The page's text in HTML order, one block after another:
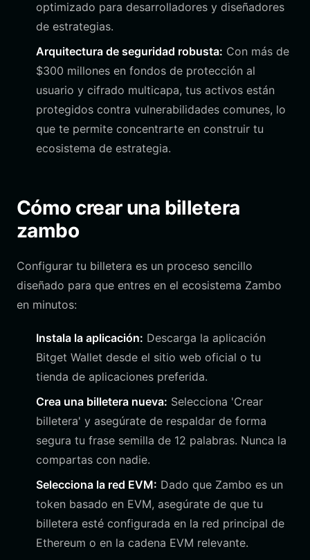
optimizado para desarrolladores y diseñadores
de estrategias.
Arquitectura de seguridad robusta: Con más de
$300 millones en fondos de protección al
usuario y cifrado multicapa, tus activos están
protegidos contra vulnerabilidades comunes, lo
que te permite concentrarte en construir tu
ecosistema de estrategia.
Cómo crear una billetera
zambo
Configurar tu billetera es un proceso sencillo
diseñado para que entres en el ecosistema Zambo
en minutos:
Instala la aplicación: Descarga la aplicación
Bitget Wallet desde el sitio web oficial o tu
tienda de aplicaciones preferida.
Crea una billetera nueva: Selecciona 'Crear
billetera' y asegúrate de respaldar de forma
segura tu frase semilla de 12 palabras. Nunca la
compartas con nadie.
Selecciona la red EVM: Dado que Zambo es un
token basado en EVM, asegúrate de que tu
billetera esté configurada en la red principal de
Ethereum o en la cadena EVM relevante.